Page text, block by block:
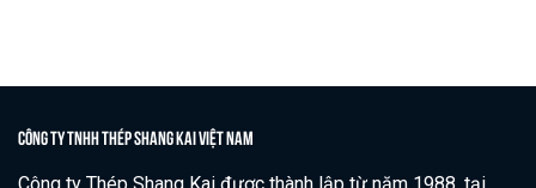
CÔNG TY TNHH THÉP SHANG KAI VIỆT NAM
Công ty Thép Shang Kai được thành lập từ năm 1988, tại